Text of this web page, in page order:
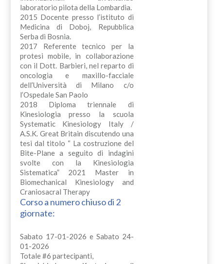
laboratorio pilota della Lombardia.
2015 Docente presso l’istituto di
Medicina di Doboj, Repubblica
Serba di Bosnia.
2017 Referente tecnico per la
protesi mobile, in collaborazione
con il Dott. Barbieri, nel reparto di
oncologia e maxillo-facciale
dell’Università di Milano c/o
l’Ospedale San Paolo
2018 Diploma triennale di
Kinesiologia presso la scuola
Systematic Kinesiology Italy /
A.S.K. Great Britain discutendo una
tesi dal titolo “ La costruzione del
Bite-Plane a seguito di indagini
svolte con la Kinesiologia
Sistematica” 2021 Master in
Biomechanical Kinesiology and
Craniosacral Therapy
Corso a numero chiuso di 2
giornate:
Sabato 17-01-2026 e Sabato 24-
01-2026
Totale #6 partecipanti,